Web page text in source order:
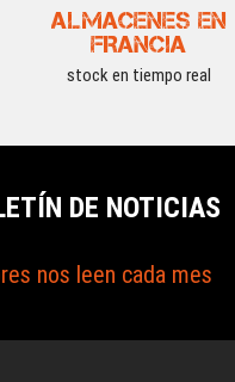
ALMACENES EN
FRANCIA
stock en tiempo real
DE NOTICIAS
nos leen cada mes